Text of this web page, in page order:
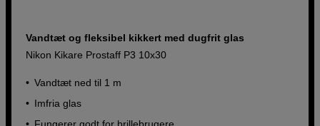
Vandtæt og fleksibel kikkert med dugfrit glas
Nikon Kikare Prostaff P3 10x30
Vandtæt ned til 1 m
Imfria glas
Fungerer godt for brillebrugere